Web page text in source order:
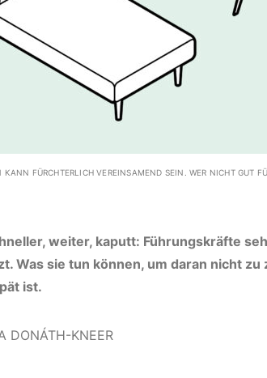
KANN FÜRCHTERLICH VEREINSAMEND SEIN. WER NICHT GUT
weiter, kaputt: Führungskräfte
Was sie tun können, um daran nicht
ist.
DONÁTH-KNEER